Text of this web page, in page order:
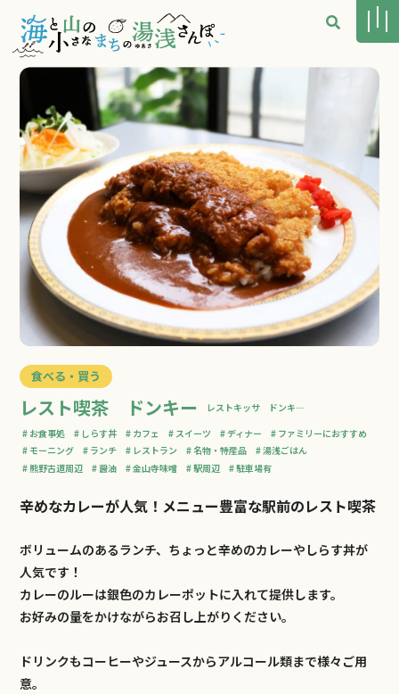
食べる・買う
レスト喫茶 ドンキー
レストキッサ ドンキ―
お食事処
しらす丼 カフェ スイーツ ディナー
ファミリーにおすすめ
モーニング
ランチ レストラン 名物・特産品
湯浅ごはん
熊野古道周辺
醤油 金山寺味噌 駅周辺 駐車場有
辛めなカレーが人気！メニュー豊富な駅前のレスト喫茶
ボリュームのあるランチ、ちょっと辛めのカレーやしらす丼が
人気です！
カレーのルーは銀色のカレーポットに入れて提供します。
お好みの量をかけながらお召し上がりください。
ドリンクもコーヒーやジュースからアルコール類まで様々ご用
意。